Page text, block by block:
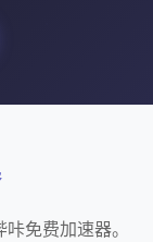
免费加速器。